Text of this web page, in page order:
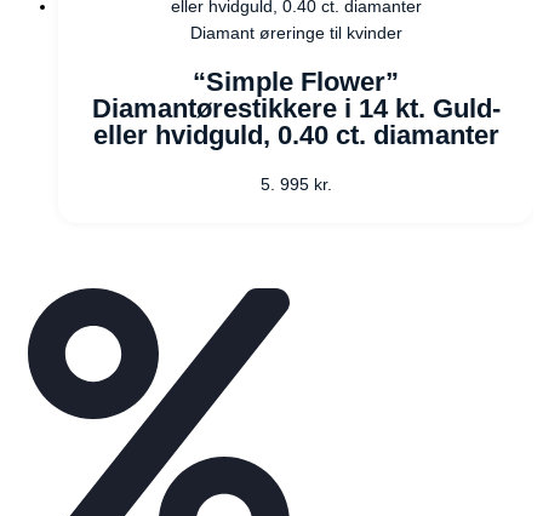
Diamant øreringe til kvinder
“Simple Flower”
Diamantørestikkere i 14 kt. Guld-
eller hvidguld, 0.40 ct. diamanter
5. 995 kr.